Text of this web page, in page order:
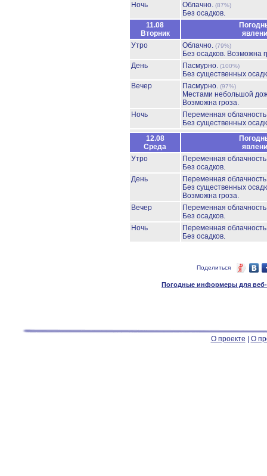
Ночь
Облачно. (87%)
Без осадков.
11.08
Вторник
Утро
Облачно. (79%)
Без осадков. Возможна
День
Пасмурно. (100%)
Без существенных
Вечер
Пасмурно. (97%)
Местами небольшой
Возможна гроза.
Ночь
Переменная
Без существенных
12.08
Среда
Утро
Переменная
Без осадков.
День
Переменная
Без существенных
Возможна гроза.
Вечер
Переменная облачность
Без осадков.
Ночь
Переменная
Без осадков.
Поделиться
Погодные информеры для веб-
О проекте О